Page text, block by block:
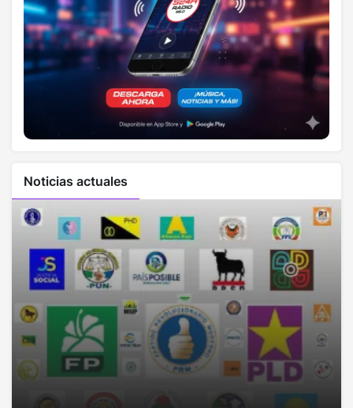
Noticias actuales